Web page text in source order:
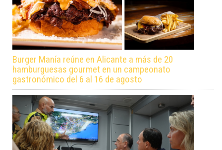
Burger Manía reúne en Alicante a más de 20
hamburguesas gourmet en un campeonato
gastronómico del 6 al 16 de agosto